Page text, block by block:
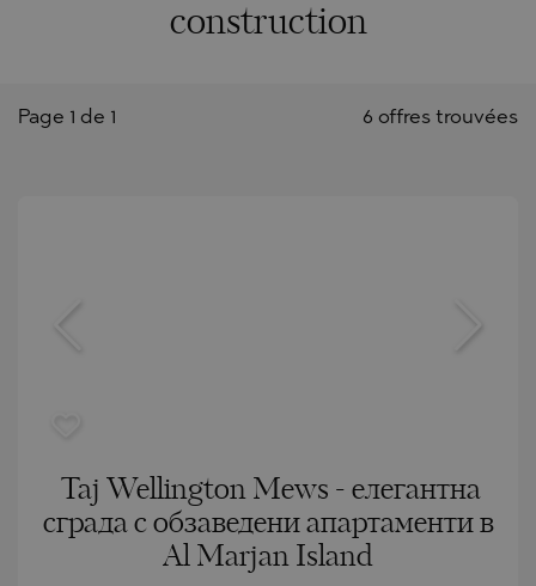
construction
6 offres trouvées
Page 1 de 1
Taj Wellington Mews - елегантна
сграда с обзаведени апартаменти в
Al Marjan Island